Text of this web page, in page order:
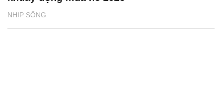
NHỊP SỐNG